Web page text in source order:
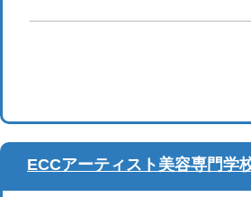
ECCアーティスト美容専門学